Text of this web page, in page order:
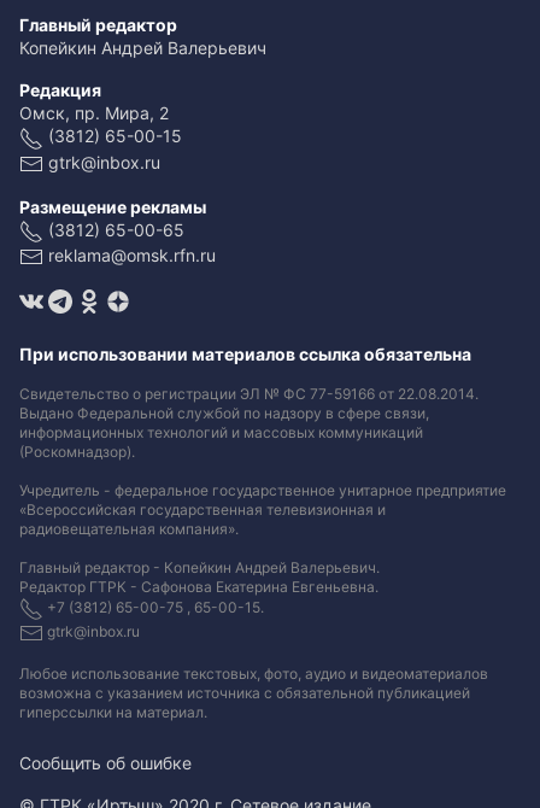
Главный редактор
Копейкин Андрей Валерьевич
Редакция
Омск, пр. Мира, 2
(3812) 65-00-15
gtrk@inbox.ru
Размещение рекламы
(3812) 65-00-65
reklama@omsk.rfn.ru
При использовании материалов ссылка обязательна
Свидетельство о регистрации ЭЛ № ФС 77-59166 от 22.08.2014.
Выдано Федеральной службой по надзору в сфере связи,
информационных технологий и массовых коммуникаций
(Роскомнадзор).
Учредитель - федеральное государственное унитарное предприятие
«Всероссийская государственная телевизионная и
радиовещательная компания».
Главный редактор - Копейкин Андрей Валерьевич.
Редактор ГТРК - Сафонова Екатерина Евгеньевна.
+7 (3812) 65-00-75 , 65-00-15.
gtrk@inbox.ru
Любое использование текстовых, фото, аудио и видеоматериалов
возможна с указанием источника с обязательной публикацией
гиперссылки на материал.
Сообщить об ошибке